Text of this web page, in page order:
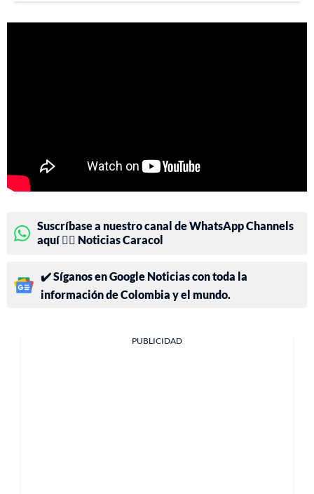
Suscríbase a nuestro canal de WhatsApp Channels
aquí 👉🏻 Noticias Caracol
✔️ Síganos en Google Noticias con toda la
información de Colombia y el mundo.
PUBLICIDAD